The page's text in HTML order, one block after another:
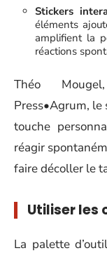
Stickers
éléments
amplifient la
réactions
Théo
Press•Agrum, le
touche
réagir
faire décoller le
Utiliser les
La palette